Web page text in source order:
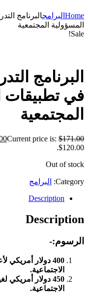
Home البرامجالبرنامج
المسؤولية المجتمعية
Sale!
البرنامج
في تطبيقات
المجتمعية
$171.00
Current price is:
$120.00.
Out of stock
Category:
البرامج
Description
Description
الرسوم:-
400 دولار
الاجتماعية.
450 دولار
الاجتماعية.